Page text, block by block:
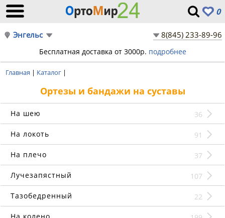
0
Энгельс 8(845) 233-89-96
Бесплатная доставка от 3000р. подробнее
Главная | Каталог |
Ортезы и бандажи на суставы
На шею 36
На локоть 91
На плечо 37
Лучезапястный 107
Тазобедренный 22